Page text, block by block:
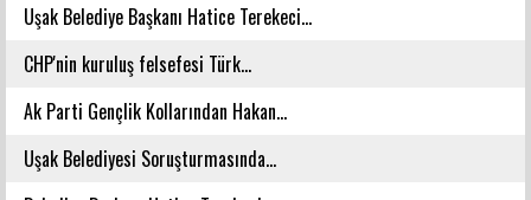
Uşak Belediye Başkanı Hatice Terekeci...
CHP'nin kuruluş felsefesi Türk...
Ak Parti Gençlik Kollarından Hakan...
Uşak Belediyesi Soruşturmasında...